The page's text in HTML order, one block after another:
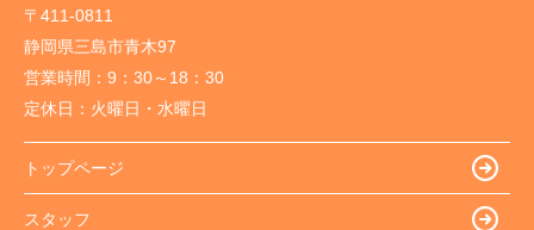
〒411-0811
静岡県三島市青木97
営業時間： 9：30～18：30
定休日： 火曜日・水曜日
トップページ
スタッフ